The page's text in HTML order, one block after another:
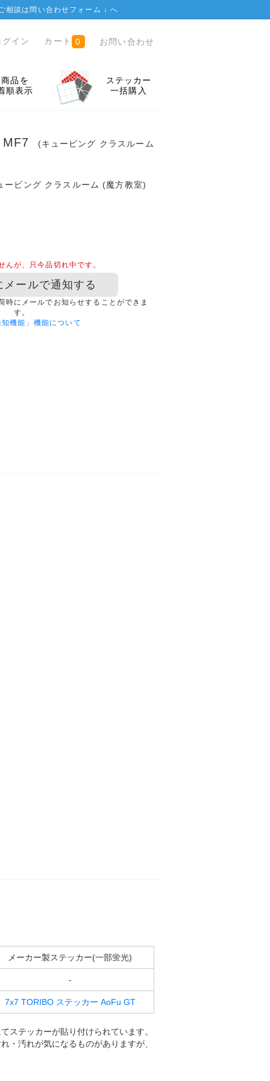
相談は問い合わせフォーム ↓へ
グイン カート 0 お問い合わせ
品を
順表示
ステッカー
一括購入
MF7 (キュービング クラスルーム
ービング クラスルーム (魔方教室)
んが、只今品切れ中です。
メールで通知する
時にメールでお知らせすることができま
す。
機能」機能について
メーカー製ステッカー(一部蛍光)
-
7x7 TORIBO ステッカー AoFu GT
ステッカーが貼り付けられています。
・汚れが気になるものがありますが、